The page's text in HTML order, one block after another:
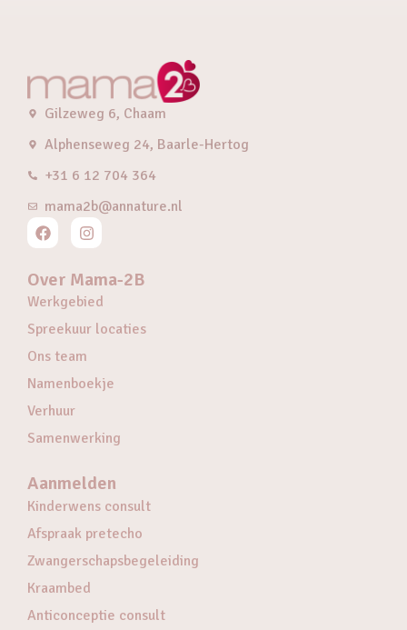
Gilzeweg 6, Chaam
Alphenseweg 24, Baarle-Hertog
+31 6 12 704 364
mama2b@annature.nl
Over Mama-2B
Werkgebied
Spreekuur locaties
Ons team
Namenboekje
Verhuur
Samenwerking
Aanmelden
Kinderwens consult
Afspraak pretecho
Zwangerschapsbegeleiding
Kraambed
Anticonceptie consult